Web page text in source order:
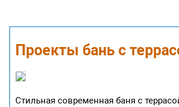
Проекты бань с
Стильная современная баня с